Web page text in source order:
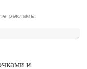
рекламы
и